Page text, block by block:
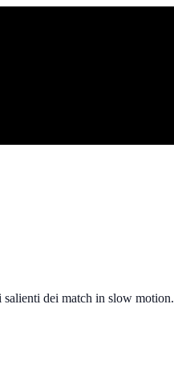
salienti dei match in slow motion.